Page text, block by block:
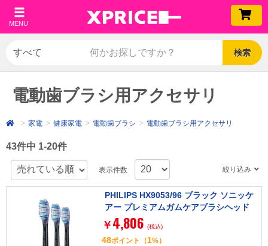
MENU
検索
電動歯ブラシ用アクセサリ
家電 健康家電 電動歯ブラシ 電動歯ブラシ用アクセサリ
43件中 1-20件
表示件数 絞り込み
PHILIPS HX9053/96 ブラック ソニッケ
アー プレミアムガムケアブラシヘッド
レギュラー [電動歯ブラシ用替えブラシ
3本]
￥ 4,806 (税込)
48ポイント （1%）